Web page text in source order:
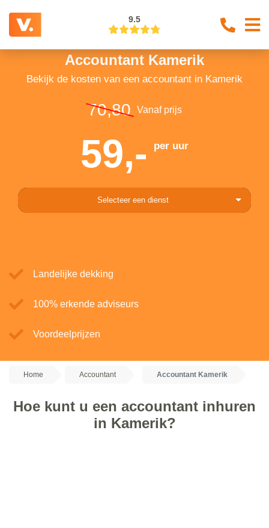
9.5
Accountant Kamerik
Bekijk de kosten van een accountant in Kamerik
70,80 Vanaf prijs
59,- per uur
Selecteer een dienst
Landelijke dekking
100% erkende adviseurs
Voordeelprijzen
Home Accountant Accountant Kamerik
Hoe kunt u een accountant inhuren
in Kamerik?